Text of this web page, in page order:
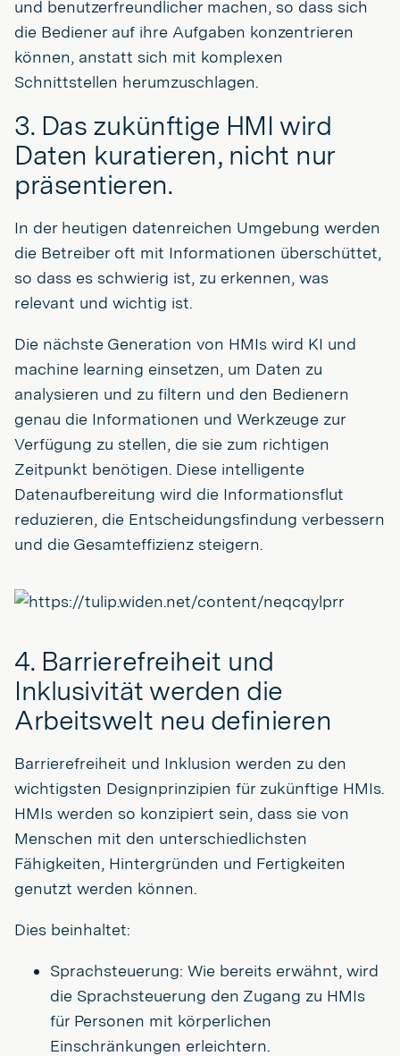
und benutzerfreundlicher machen, so dass sich
die Bediener auf ihre Aufgaben konzentrieren
können, anstatt sich mit komplexen
Schnittstellen herumzuschlagen.
3. Das zukünftige HMI wird
Daten kuratieren, nicht nur
präsentieren.
In der heutigen datenreichen Umgebung werden
die Betreiber oft mit Informationen überschüttet,
so dass es schwierig ist, zu erkennen, was
relevant und wichtig ist.
Die nächste Generation von HMIs wird KI und
machine learning einsetzen, um Daten zu
analysieren und zu filtern und den Bedienern
genau die Informationen und Werkzeuge zur
Verfügung zu stellen, die sie zum richtigen
Zeitpunkt benötigen. Diese intelligente
Datenaufbereitung wird die Informationsflut
reduzieren, die Entscheidungsfindung verbessern
und die Gesamteffizienz steigern.
4. Barrierefreiheit und
Inklusivität werden die
Arbeitswelt neu definieren
Barrierefreiheit und Inklusion werden zu den
wichtigsten Designprinzipien für zukünftige HMIs.
HMIs werden so konzipiert sein, dass sie von
Menschen mit den unterschiedlichsten
Fähigkeiten, Hintergründen und Fertigkeiten
genutzt werden können.
Dies beinhaltet:
Sprachsteuerung: Wie bereits erwähnt, wird
die Sprachsteuerung den Zugang zu HMIs
für Personen mit körperlichen
Einschränkungen erleichtern.